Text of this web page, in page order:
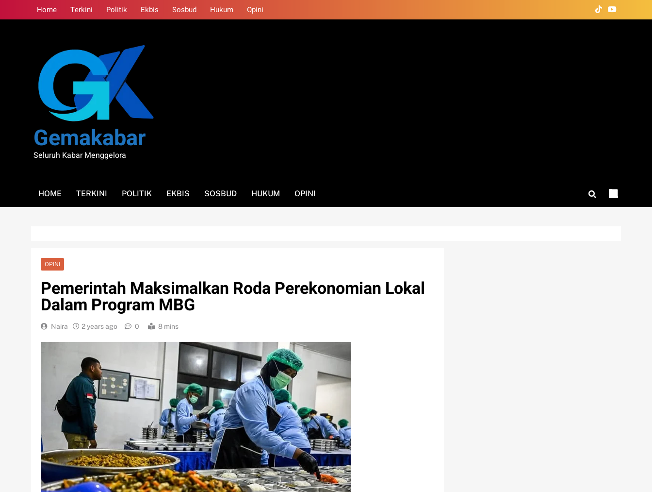
to
Home Terkini Politik Ekbis Sosbud Hukum Opini
Gemakabar
Seluruh Kabar Menggelora
HOME TERKINI POLITIK EKBIS SOSBUD HUKUM OPINI
OPINI
Pemerintah Maksimalkan Roda Perekonomian Lokal
Dalam Program MBG
Naira 2 years ago 0 8 mins